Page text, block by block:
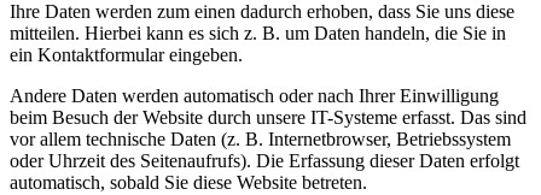
Ihre Daten werden zum einen dadurch erhoben, dass Sie uns diese
mitteilen. Hierbei kann es sich z. B. um Daten handeln, die Sie in
ein Kontaktformular eingeben.
Andere Daten werden automatisch oder nach Ihrer Einwilligung
beim Besuch der Website durch unsere IT-Systeme erfasst. Das sind
vor allem technische Daten (z. B. Internetbrowser, Betriebssystem
oder Uhrzeit des Seitenaufrufs). Die Erfassung dieser Daten erfolgt
automatisch, sobald Sie diese Website betreten.